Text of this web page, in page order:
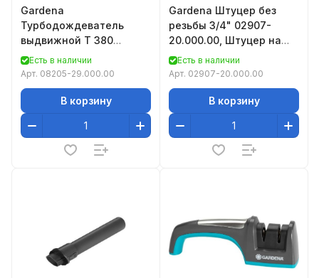
Gardena
Турбодождеватель
выдвижной T 380
08205-29.000.00
Есть в наличии
Арт. 08205-29.000.00
В корзину
Gardena Штуцер без
резьбы 3/4" 02907-
20.000.00, Штуцер на
кран без резьбыДля
кранов без резьбы.
Есть в наличии
Арт. 02907-20.000.00
В корзину